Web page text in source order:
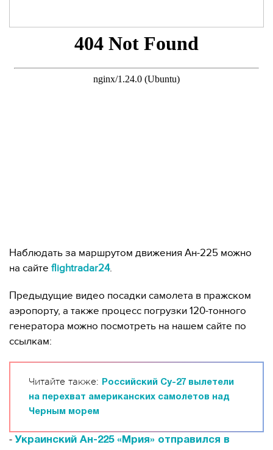
Наблюдать за маршрутом движения Ан-225 можно
на сайте flightradar24.
Предыдущие видео посадки самолета в пражском
аэропорту, а также процесс погрузки 120-тонного
генератора можно посмотреть на нашем сайте по
ссылкам:
Читайте также:
Российский Су-27 вылетели
на перехват американских самолетов над
Черным морем
- Украинский Ан-225 «Мрия» отправился в